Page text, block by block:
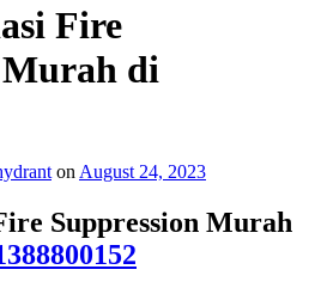
Fire
Murah di
on August 24, 2023
Suppression Murah